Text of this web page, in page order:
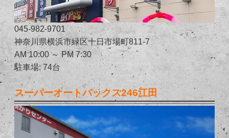
045-982-9701
神奈川県横浜市緑区十日市場町811-7
AM 10:00 ～ PM 7:30
駐車場: 74台
スーパーオートバックス246江田